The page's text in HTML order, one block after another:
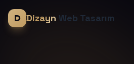
Dizayn Web Tasarım